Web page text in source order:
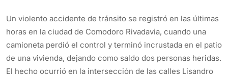
Un violento accidente de tránsito se registró en las últimas
horas en la ciudad de Comodoro Rivadavia, cuando una
camioneta perdió el control y terminó incrustada en el patio
de una vivienda, dejando como saldo dos personas heridas.
El hecho ocurrió en la intersección de las calles Lisandro